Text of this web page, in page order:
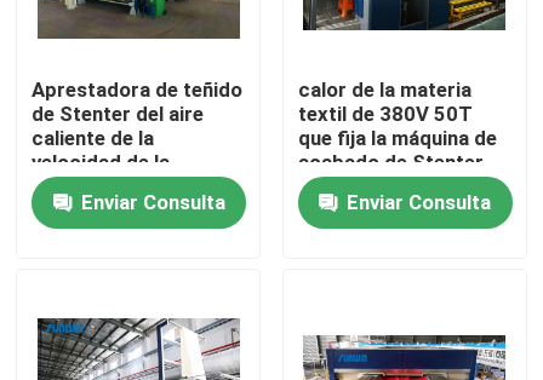
Máquina de Stenter de la tela
Secadora de la materia textil
Aprestadora de la materia textil
Aprestadora de teñido
de Stenter del aire
caliente de la
velocidad de la
circulación del aire
caliente para las
sábanas
Enviar Consulta
calor de la materia
textil de 380V 50T
que fija la máquina de
acabado de Stenter
para las telas de lino
3000m mEnviar Consulta